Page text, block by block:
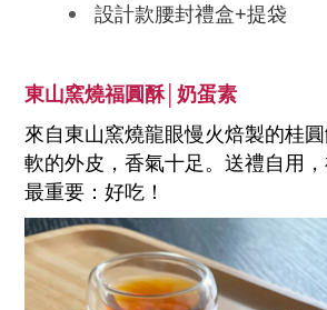
設計款腰封禮盒+提袋
東山窯燒福圓酥│奶蛋素
來自東山窯燒龍眼慢火焙製的桂
軟的外皮，香氣十足。送禮自用，
最重要：好吃！